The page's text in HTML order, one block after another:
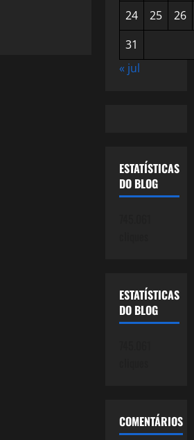
24
25
26
31
« jul
ESTATÍSTICAS
DO BLOG
ESTATÍSTICAS
DO BLOG
COMENTÁRIOS